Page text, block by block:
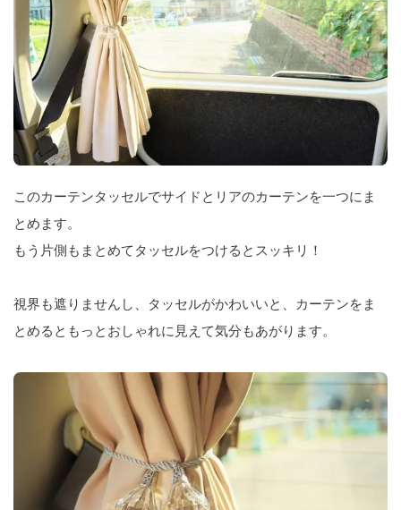
このカーテンタッセルでサイドとリアのカーテンを一つにま
とめます。
もう片側もまとめてタッセルをつけるとスッキリ！
視界も遮りませんし、タッセルがかわいいと、カーテンをま
とめるともっとおしゃれに見えて気分もあがります。